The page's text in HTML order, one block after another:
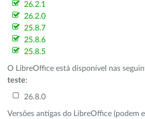
26.2.1
26.2.0
25.8.7
25.8.6
25.8.5
O LibreOffice está disponível nas
teste:
26.8.0
Versões antigas do LibreOffice (podem